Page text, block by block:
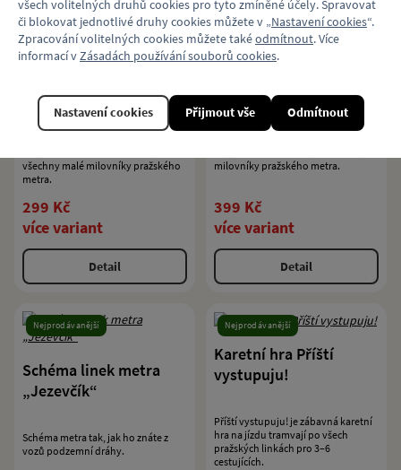
metra a tras A, B, C |
černé
všechny malé milovníky pražského
metra.
299 Kč
více variant
Detail
tras A, B, C | černé
milovníky pražského metra.
399 Kč
více variant
Detail
Nejprodávanější
Schéma linek metra
„Jezevčík“
Schéma metra tak, jak ho znáte z
vozů podzemní dráhy.
Nejprodávanější
Karetní hra Příští
vystupuju!
Příští vystupuju! je zábavná karetní
hra na jízdu tramvají po všech
pražských linkách pro 3–6
cestujících.
všech volitelných druhů cookies pro tyto zmíněné účely. Spravovat
či blokovat jednotlivé druhy cookies můžete v „Nastavení cookies“.
Zpracování volitelných cookies můžete takéodmítnout. Více
informací v Zásadách používání souborů cookies.
Odmítnout
Nastavení cookies Přijmout vše